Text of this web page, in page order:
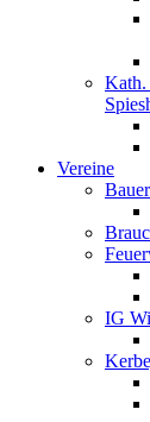
Kath.
Vereine
IG